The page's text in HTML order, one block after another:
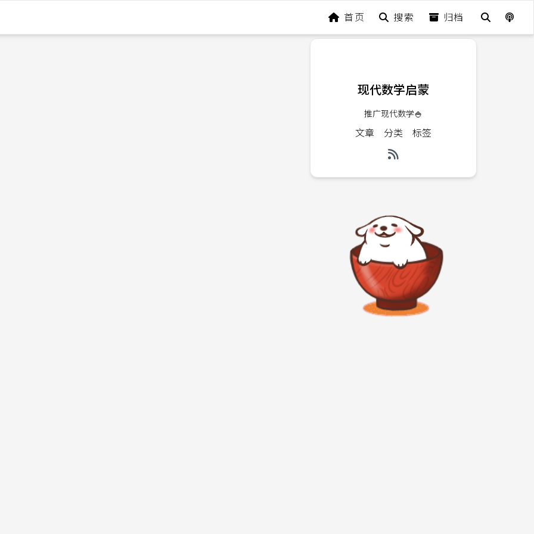
首页 搜索 归档
现代数学启蒙
推广现代数学🍚
文章 分类 标签